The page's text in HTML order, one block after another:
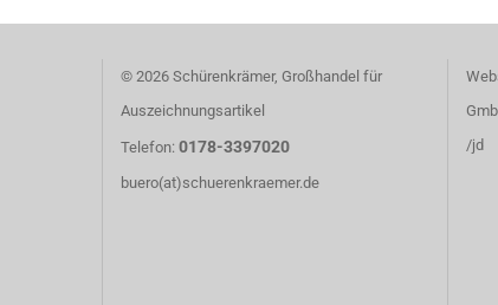
© 2026 Schürenkrämer, Großhandel für
Auszeichnungsartikel
Telefon: 0178-3397020
buero(at)schuerenkraemer.de
/jd